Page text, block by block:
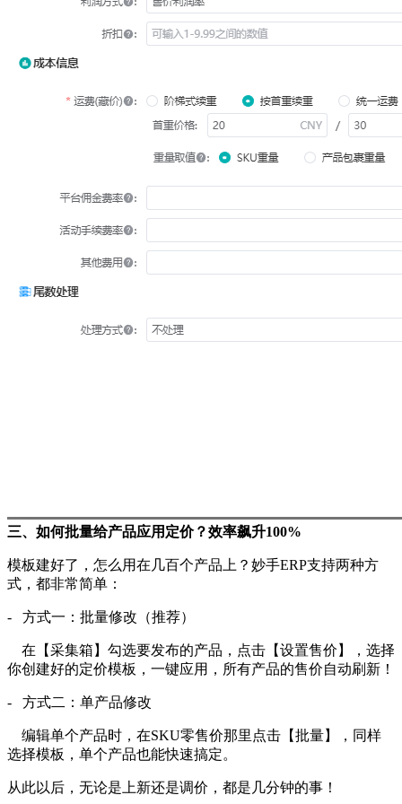
三、如何批量给产品应用定价？效率飙升100%
模板建好了，怎么用在几百个产品上？妙手ERP支持两种方
式，都非常简单：
- 方式一：批量修改（推荐）
在【采集箱】勾选要发布的产品，点击【设置售价】，选择
你创建好的定价模板，一键应用，所有产品的售价自动刷新！
- 方式二：单产品修改
编辑单个产品时，在SKU零售价那里点击【批量】，同样
选择模板，单个产品也能快速搞定。
从此以后，无论是上新还是调价，都是几分钟的事！